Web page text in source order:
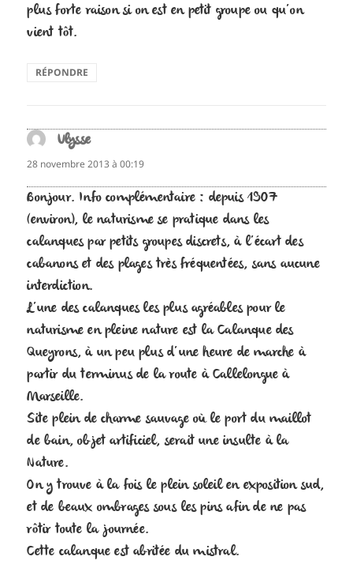
plus forte raison si on est en petit groupe ou qu’on
vient tôt.
RÉPONDRE
Ulyssedit :
28 novembre 2013 à 00:19
Bonjour. Info complémentaire : depuis 1907
(environ), le naturisme se pratique dans les
calanques par petits groupes discrets, à l’écart des
cabanons et des plages très fréquentées, sans aucune
interdiction.
L’une des calanques les plus agréables pour le
naturisme en pleine nature est la Calanque des
Queyrons, à un peu plus d’une heure de marche à
partir du terminus de la route à Callelongue à
Marseille.
Site plein de charme sauvage où le port du maillot
de bain, objet artificiel, serait une insulte à la
Nature.
On y trouve à la fois le plein soleil en exposition sud,
et de beaux ombrages sous les pins afin de ne pas
rôtir toute la journée.
Cette calanque est abritée du mistral.